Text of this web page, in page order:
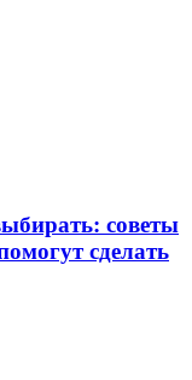
советы
сделать